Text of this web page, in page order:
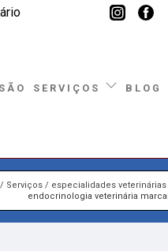
SERVIÇOS BLOG
Serviços especialidades veterinárias
endocrinologia veterinária